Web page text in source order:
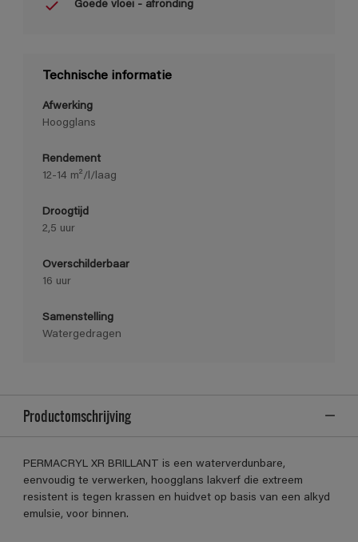
Goede vloei - afronding
Technische informatie
Afwerking
Hoogglans
Rendement
12-14 m²/l/laag
Droogtijd
2,5 uur
Overschilderbaar
16 uur
Samenstelling
Watergedragen
Productomschrijving
PERMACRYL XR BRILLANT is een waterverdunbare,
eenvoudig te verwerken, hoogglans lakverf die extreem
resistent is tegen krassen en huidvet op basis van een alkyd
emulsie, voor binnen.